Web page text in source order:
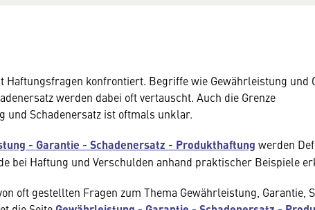
Haftungsfragen konfrontiert. Begriffe wie Gewährleistung und
werden dabei oft vertauscht. Auch die Grenze
und Schadenersatz ist oftmals unklar.
- Garantie - Schadenersatz - Produkthaftung werden
bei Haftung und Verschulden anhand praktischer Beispiele
oft gestellten Fragen zum Thema Gewährleistung, Garantie,